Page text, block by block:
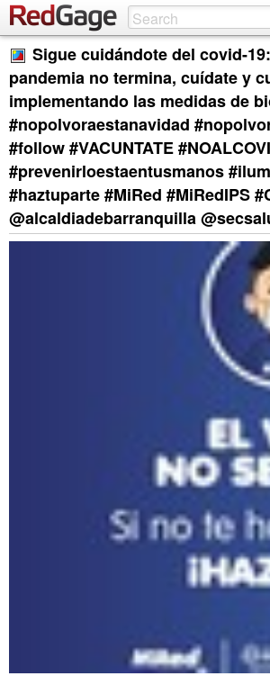
Sigue cuidándote del covid-
pandemia no termina, cuídate y
implementando las medidas de
#nopolvoraestanavidad
#follow #VACUNTATE
#prevenirloestaentusmanos
#haztuparte #MiRed #MiRedIPS
@alcaldiadebarranquilla